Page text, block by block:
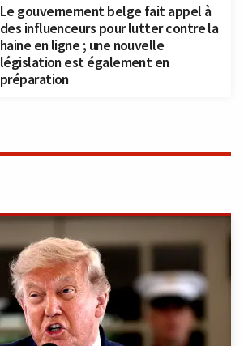
Le gouvernement belge fait appel à
des influenceurs pour lutter contre la
haine en ligne ; une nouvelle
législation est également en
préparation